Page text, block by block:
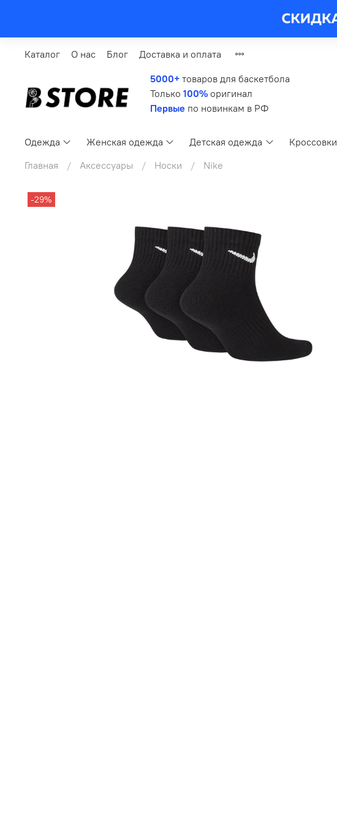
Каталог О нас Блог Доставка и оплата
5000+ товаров для баскетбола
Только 100% оригинал
Первые по новинкам в РФ
Одежда Женская одежда Детская одежда Кроссовки
Главная
Аксессуары Носки Nike
-29%